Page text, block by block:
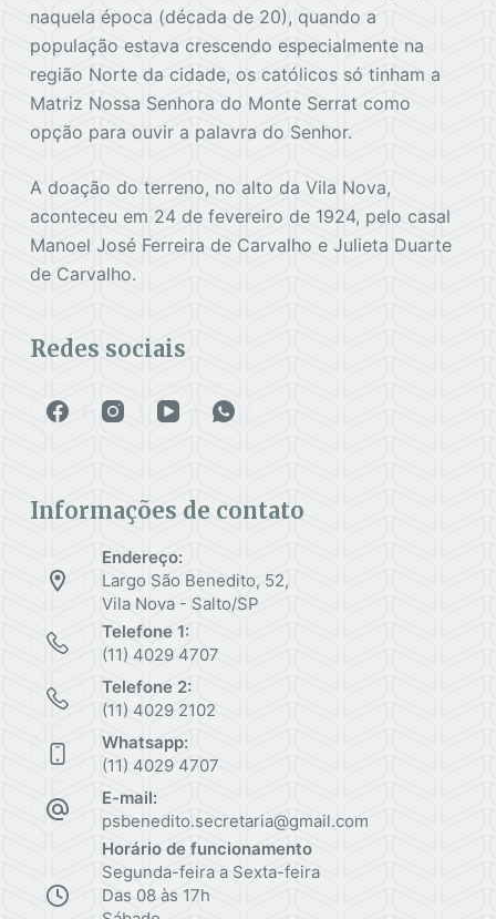
naquela época (década de 20), quando a
população estava crescendo especialmente na
região Norte da cidade, os católicos só tinham a
Matriz Nossa Senhora do Monte Serrat como
opção para ouvir a palavra do Senhor.
A doação do terreno, no alto da Vila Nova,
aconteceu em 24 de fevereiro de 1924, pelo casal
Manoel José Ferreira de Carvalho e Julieta Duarte
de Carvalho.
Redes sociais
Informações de contato
Endereço:
Largo São Benedito, 52,
Vila Nova - Salto/SP
Telefone 1:
(11) 4029 4707
Telefone 2:
(11) 4029 2102
Whatsapp:
(11) 4029 4707
E-mail:
psbenedito.secretaria@gmail.com
Horário de funcionamento
Segunda-feira a Sexta-feira
Das 08 às 17h